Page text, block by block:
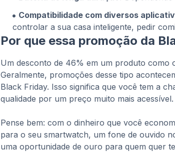
Compatibilidade com diversos
controlar a sua casa inteligente, pedir
Por que essa promoção da
Um desconto de 46% em um produto como
Geralmente, promoções desse tipo
Black Friday. Isso significa que você tem a
qualidade por um preço muito mais acessível.
Pense bem: com o dinheiro que você
para o seu smartwatch, um fone de ouvido
uma oportunidade de ouro para quem quer